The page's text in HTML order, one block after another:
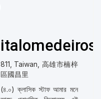
italomedeiros
811, Taiwan, 高雄市楠梓
區國昌里
(৪.০) ক্লাসিক স্টাফ আমার মনে